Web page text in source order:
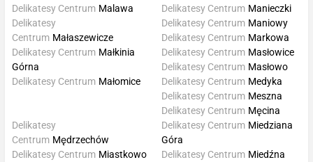
Delikatesy Centrum Malawa
Delikatesy
Centrum Małaszewicze
Delikatesy Centrum Małkinia
Górna
Delikatesy Centrum Małomice
Delikatesy Centrum Manieczki
Delikatesy Centrum Maniowy
Delikatesy Centrum Markowa
Delikatesy Centrum Masłowice
Delikatesy Centrum Masłowo
Delikatesy Centrum Medyka
Delikatesy Centrum Meszna
Delikatesy Centrum Męcina
Delikatesy
Centrum Mędrzechów
Delikatesy Centrum Miastkowo
Delikatesy Centrum Miedziana
Góra
Delikatesy Centrum Miedźna